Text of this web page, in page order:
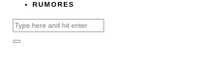
RUMORES